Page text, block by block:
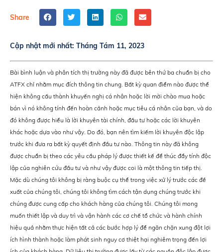
Share
Cập nhật mới nhất: Tháng Tám 11, 2023
Bài bình luận và phân tích thị trường này đã được bên thứ ba chuẩn bị cho
ATFX chỉ nhằm mục đích thông tin chung. Bất kỳ quan điểm nào được thể
hiện không cấu thành khuyến nghị cá nhân hoặc lời mời chào mua hoặc
bán vì nó không tính đến hoàn cảnh hoặc mục tiêu cá nhân của bạn, và do
đó không được hiểu là lời khuyên tài chính, đầu tư hoặc các lời khuyên
khác hoặc dựa vào như vậy. Do đó, bạn nên tìm kiếm lời khuyên độc lập
trước khi đưa ra bất kỳ quyết định đầu tư nào. Thông tin này đã không
được chuẩn bị theo các yêu cầu pháp lý được thiết kế để thúc đẩy tính độc
lập của nghiên cứu đầu tư và như vậy được coi là một thông tin tiếp thị.
Mặc dù chúng tôi không bị ràng buộc cụ thể trong việc xử lý trước các đề
xuất của chúng tôi, chúng tôi không tìm cách tận dụng chúng trước khi
chúng được cung cấp cho khách hàng của chúng tôi. Chúng tôi mong
muốn thiết lập và duy trì và vận hành các cơ chế tổ chức và hành chính
hiệu quả nhằm thực hiện tất cả các bước hợp lý để ngăn chặn xung đột lợi
ích hình thành hoặc làm phát sinh nguy cơ thiệt hại nghiêm trọng đến lợi